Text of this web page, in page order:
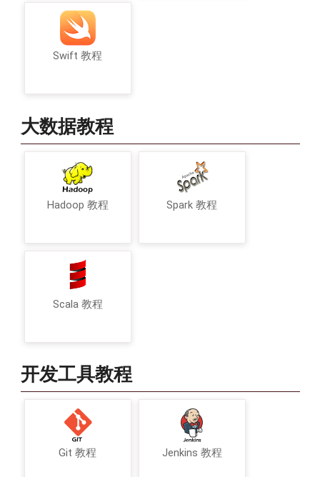
Swift 教程
大数据教程
Hadoop 教程 Spark 教程
Scala 教程
开发工具教程
Git 教程 Jenkins 教程